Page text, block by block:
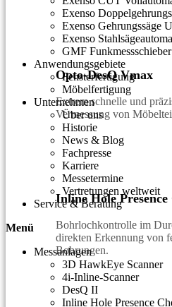
Opto-DesQ Vmax
Extrem schnelle und
Vermessung von
Inline Hole Presence
Bohrlochkontrolle im
direkten Erkennung von
Bohrungen.
Exenso
Exenso Gehrungssäge
Exenso
GMF Funkmessschieber
Anwendungsgebiete
Fensterfertigung
Möbelfertigung
Unternehmen
Über uns
Historie
News & Blog
Fachpresse
Karriere
Messetermine
Vertretungen weltweit
Service & Beratung
Menü
Messanlagen
3D HawkEye Scanner
4i-Inline-Scanner
DesQ II
Inline Hole Presence